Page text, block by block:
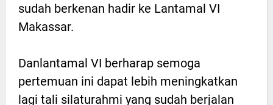
sudah berkenan hadir ke Lantamal VI
Makassar.
Danlantamal VI berharap semoga
pertemuan ini dapat lebih meningkatkan
lagi tali silaturahmi yang sudah berjalan